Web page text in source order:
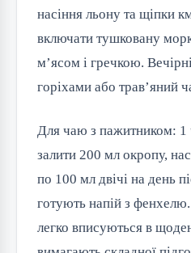
насіння льону та щіпки
включати тушковану
м’ясом і гречкою.
горіхами або трав’яний
Для чаю з пажитником: 1
залити 200 мл окропу,
по 100 мл двічі на день
готують напій з фенхелю.
легко вписуються в